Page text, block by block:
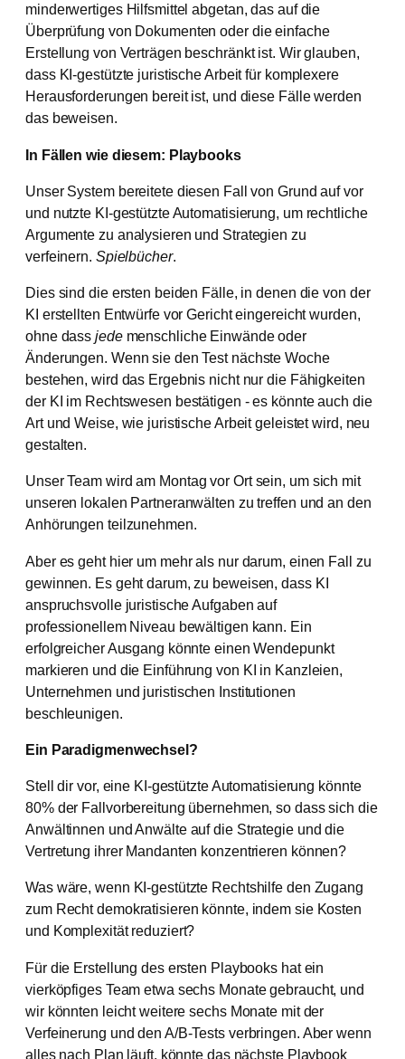
minderwertiges Hilfsmittel abgetan, das auf die
Überprüfung von Dokumenten oder die einfache
Erstellung von Verträgen beschränkt ist. Wir glauben,
dass KI-gestützte juristische Arbeit für komplexere
Herausforderungen bereit ist, und diese Fälle werden
das beweisen.
In Fällen wie diesem: Playbooks
Unser System bereitete diesen Fall von Grund auf vor
und nutzte KI-gestützte Automatisierung, um rechtliche
Argumente zu analysieren und Strategien zu
verfeinern. Spielbücher.
Dies sind die ersten beiden Fälle, in denen die von der
KI erstellten Entwürfe vor Gericht eingereicht wurden,
ohne dassjedemenschliche Einwände oder
Änderungen. Wenn sie den Test nächste Woche
bestehen, wird das Ergebnis nicht nur die Fähigkeiten
der KI im Rechtswesen bestätigen - es könnte auch die
Art und Weise, wie juristische Arbeit geleistet wird, neu
gestalten.
Unser Team wird am Montag vor Ort sein, um sich mit
unseren lokalen Partneranwälten zu treffen und an den
Anhörungen teilzunehmen.
Aber es geht hier um mehr als nur darum, einen Fall zu
gewinnen. Es geht darum, zu beweisen, dass KI
anspruchsvolle juristische Aufgaben auf
professionellem Niveau bewältigen kann. Ein
erfolgreicher Ausgang könnte einen Wendepunkt
markieren und die Einführung von KI in Kanzleien,
Unternehmen und juristischen Institutionen
beschleunigen.
Ein Paradigmenwechsel?
Stell dir vor, eine KI-gestützte Automatisierung könnte
80% der Fallvorbereitung übernehmen, so dass sich die
Anwältinnen und Anwälte auf die Strategie und die
Vertretung ihrer Mandanten konzentrieren können?
Was wäre, wenn KI-gestützte Rechtshilfe den Zugang
zum Recht demokratisieren könnte, indem sie Kosten
und Komplexität reduziert?
Für die Erstellung des ersten Playbooks hat ein
vierköpfiges Team etwa sechs Monate gebraucht, und
wir könnten leicht weitere sechs Monate mit der
Verfeinerung und den A/B-Tests verbringen. Aber wenn
alles nach Plan läuft, könnte das nächste Playbook